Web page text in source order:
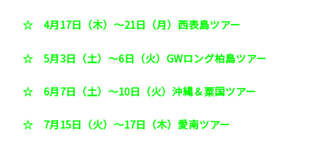
☆ 4月17日（木）～21日（月）西表島ツアー
☆ 5月3日（土）～6日（火）GWロング柏島ツアー
☆ 6月7日（土）～10日（火）沖縄＆粟国ツアー
☆ 7月15日（火）～17日（木）愛南ツアー